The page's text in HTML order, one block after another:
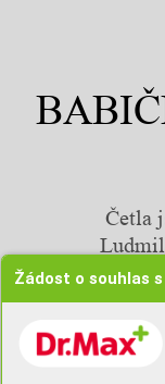
Žádost o souhlas
Četla
žena v